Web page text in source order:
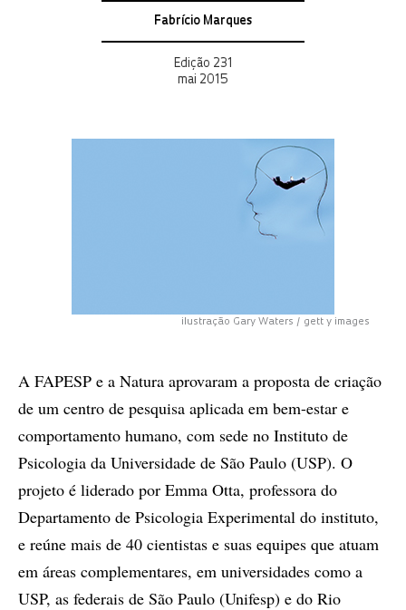
Fabrício Marques
Edição 231
mai 2015
ilustração Gary Waters / gett y images
A FAPESP e a Natura aprovaram a proposta de criação
de um centro de pesquisa aplicada em bem-estar e
comportamento humano, com sede no Instituto de
Psicologia da Universidade de São Paulo (USP). O
projeto é liderado por Emma Otta, professora do
Departamento de Psicologia Experimental do instituto,
e reúne mais de 40 cientistas e suas equipes que atuam
em áreas complementares, em universidades como a
USP, as federais de São Paulo (Unifesp) e do Rio